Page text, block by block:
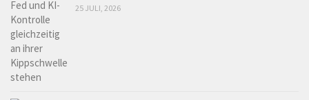
25 JULI, 2026